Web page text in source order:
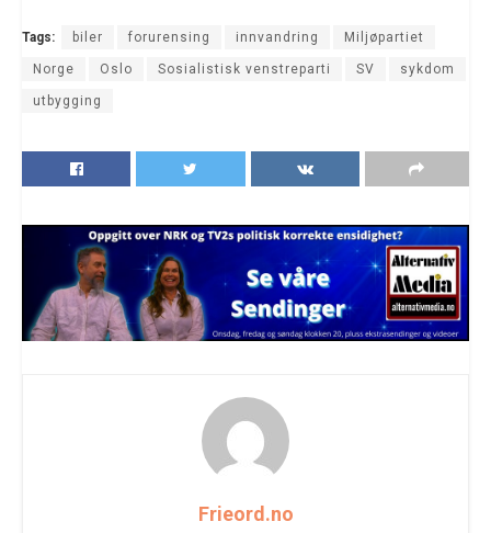
Tags: biler forurensing innvandring Miljøpartiet
Norge Oslo Sosialistisk venstreparti SV sykdom
utbygging
Frieord.no